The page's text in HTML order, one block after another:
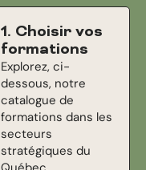
1. Choisir vos
formations
Explorez, ci-
dessous, notre
catalogue de
formations dans les
secteurs
stratégiques du